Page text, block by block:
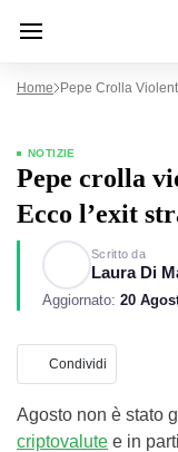
Home Pepe Crolla
NOTIZIE
Pepe crolla
Ecco l’exit
Scritto da
Laura Di
Aggiornato: 20
Condividi
Agosto non è stato
criptovalute e in